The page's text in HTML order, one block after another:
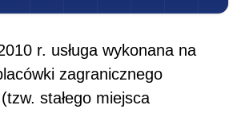
r. usługa wykonana na
zagranicznego
stałego miejsca